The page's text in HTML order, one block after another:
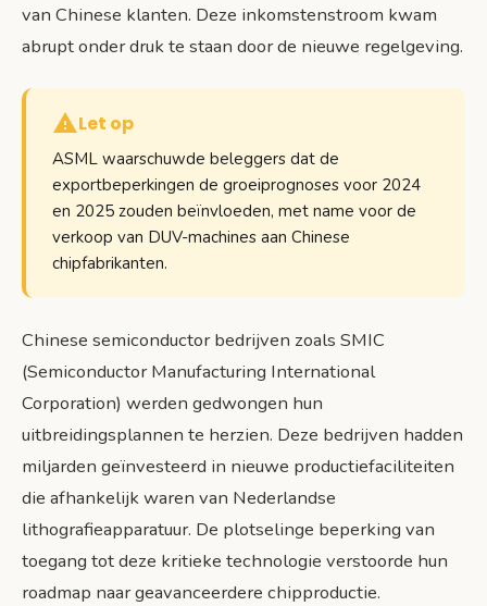
van Chinese klanten. Deze inkomstenstroom kwam
abrupt onder druk te staan door de nieuwe regelgeving.
Let op
ASML waarschuwde beleggers dat de
exportbeperkingen de groeiprognoses voor 2024
en 2025 zouden beïnvloeden, met name voor de
verkoop van DUV-machines aan Chinese
chipfabrikanten.
Chinese semiconductor bedrijven zoals SMIC
(Semiconductor Manufacturing International
Corporation) werden gedwongen hun
uitbreidingsplannen te herzien. Deze bedrijven hadden
miljarden geïnvesteerd in nieuwe productiefaciliteiten
die afhankelijk waren van Nederlandse
lithografieapparatuur. De plotselinge beperking van
toegang tot deze kritieke technologie verstoorde hun
roadmap naar geavanceerdere chipproductie.